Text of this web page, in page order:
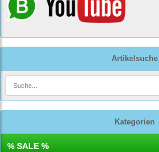
Artikelsuche
Kategorien
% SALE %